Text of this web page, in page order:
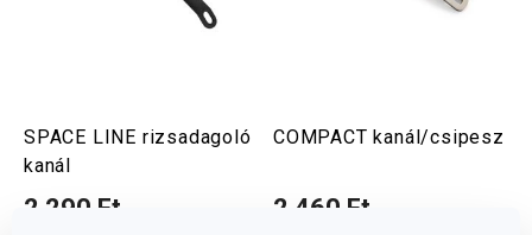
SPACE LINE rizsadagoló
kanál
2 290 Ft
COMPACT kanál/csipesz
2 460 Ft